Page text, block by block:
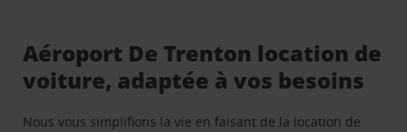
Aéroport De Trenton location de
voiture, adaptée à vos besoins
Nous vous simplifions la vie en faisant de la location de